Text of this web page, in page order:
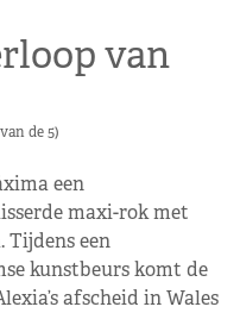
van
van de 5)
een
maxi-rok met
Tijdens een
kunstbeurs komt de
afscheid in Wales